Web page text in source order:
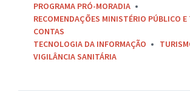
PROGRAMA PRÓ-MORADIA
RECOMENDAÇÕES MINISTÉRIO PÚBLICO
CONTAS
TECNOLOGIA DA INFORMAÇÃO
VIGILÂNCIA SANITÁRIA